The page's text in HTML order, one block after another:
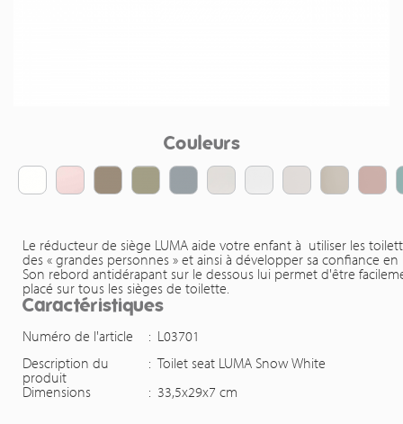
Couleurs
Le réducteur de siège LUMA aide votre enfant à utiliser les
des « grandes personnes » et ainsi à développer sa confiance en
Son rebord antidérapant sur le dessous lui permet d'être
placé sur tous les sièges de toilette.
Caractéristiques
Numéro de l'article : L03701
Description du
produit
: Toilet seat LUMA Snow White
Dimensions
: 33,5x29x7 cm